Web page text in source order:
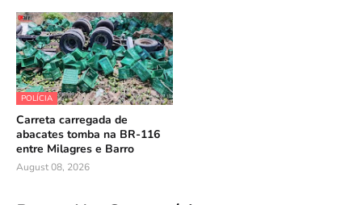
POLÍCIA
Carreta carregada de
abacates tomba na BR-116
entre Milagres e Barro
August 08, 2026